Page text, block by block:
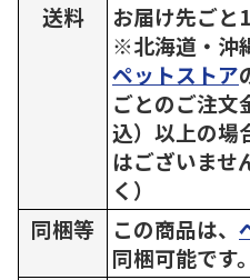
送料
お届け先ごと
※北海道・沖
ペットストア
ごとのご注文
込）以上の場
はございませ
く）
同梱等
この商品は、
同梱可能です。